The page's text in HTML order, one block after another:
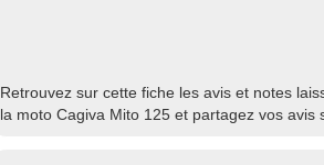
Retrouvez sur cette fiche les avis et notes
la moto Cagiva Mito 125 et partagez vos avis